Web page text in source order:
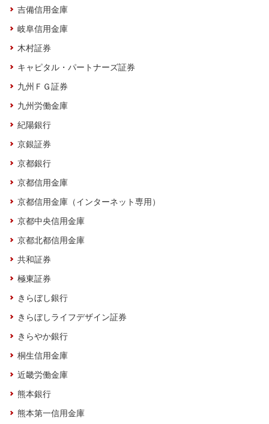
吉備信用金庫
岐阜信用金庫
木村証券
キャピタル・パートナーズ証券
九州ＦＧ証券
九州労働金庫
紀陽銀行
京銀証券
京都銀行
京都信用金庫
京都信用金庫（インターネット専用）
京都中央信用金庫
京都北都信用金庫
共和証券
極東証券
きらぼし銀行
きらぼしライフデザイン証券
きらやか銀行
桐生信用金庫
近畿労働金庫
熊本銀行
熊本第一信用金庫